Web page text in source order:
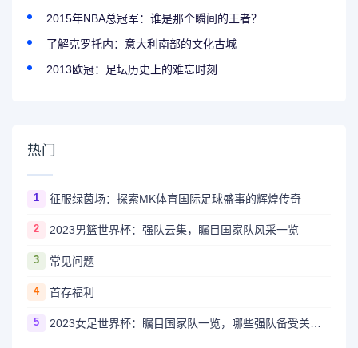
2015年NBA总冠军：谁是那个瞬间的王者？
了解克罗托内：意大利南部的文化古城
2013欧冠：足坛历史上的难忘时刻
热门
1 征服绿茵场：探索MK体育国际足球盛事的辉煌传奇
2 2023男篮世界杯：强队云集，瞩目国家队风采一览
3 常见问题
4 首存福利
5